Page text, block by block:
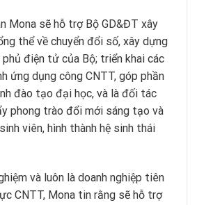
Mona sẽ hỗ trợ Bộ GD&ĐT xây
thể về chuyển đổi số, xây dựng
phủ điện tử của Bộ; triển khai các
ứng dụng công CNTT, góp phần
đào tạo đại học, và là đối tác
phong trào đổi mới sáng tạo và
viên, hình thành hệ sinh thái
và luôn là doanh nghiệp tiên
CNTT, Mona tin rằng sẽ hỗ trợ